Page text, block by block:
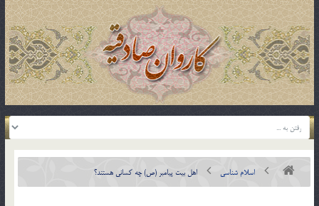
اسلام شناسی اهل بيت پيامبر (ص) چه كسانی هستند؟